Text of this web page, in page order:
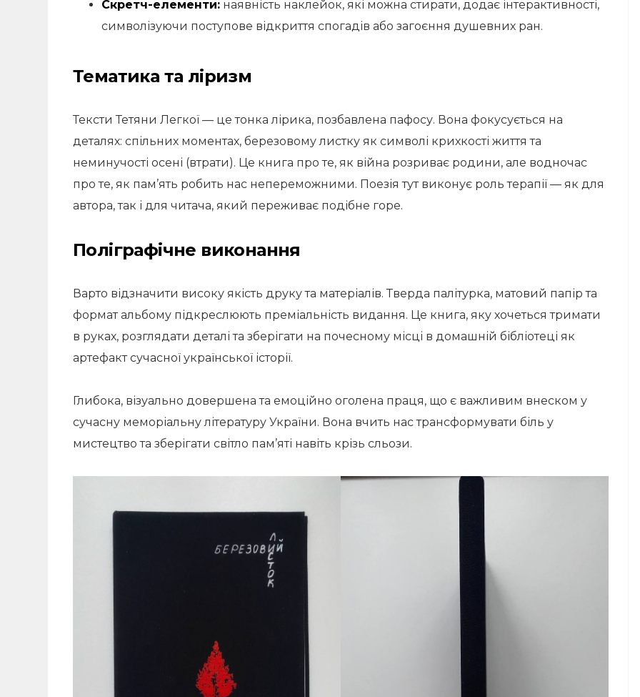
Скретч-елементи: наявність наклейок, які можна стирати, додає інтерактивності,
символізуючи поступове відкриття спогадів або загоєння душевних ран.
Тематика та ліризм
Тексти Тетяни Легкої — це тонка лірика, позбавлена пафосу. Вона фокусується на
деталях: спільних моментах, березовому листку як символі крихкості життя та
неминучості осені (втрати). Це книга про те, як війна розриває родини, але водночас
про те, як пам’ять робить нас непереможними. Поезія тут виконує роль терапії — як для
автора, так і для читача, який переживає подібне горе.
Поліграфічне виконання
Варто відзначити високу якість друку та матеріалів. Тверда палітурка, матовий папір та
формат альбому підкреслюють преміальність видання. Це книга, яку хочеться тримати
в руках, розглядати деталі та зберігати на почесному місці в домашній бібліотеці як
артефакт сучасної української історії.
Глибока, візуально довершена та емоційно оголена праця, що є важливим внеском у
сучасну меморіальну літературу України. Вона вчить нас трансформувати біль у
мистецтво та зберігати світло пам’яті навіть крізь сльози.